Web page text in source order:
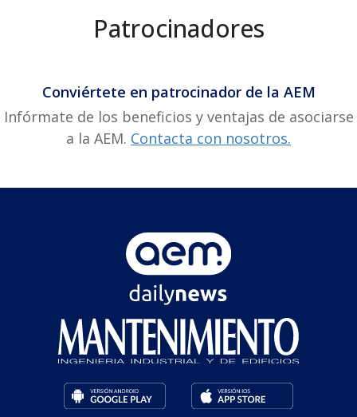
Patrocinadores
Conviértete en patrocinador de la AEM
Infórmate de los beneficios y ventajas de asociarse
a la AEM. Contacta con nosotros.